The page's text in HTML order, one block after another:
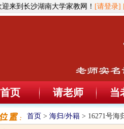
来到长沙湖南大学家教网！ [请登录]
首页 请老师 当
首页 > 海归/外籍 > 16271号海